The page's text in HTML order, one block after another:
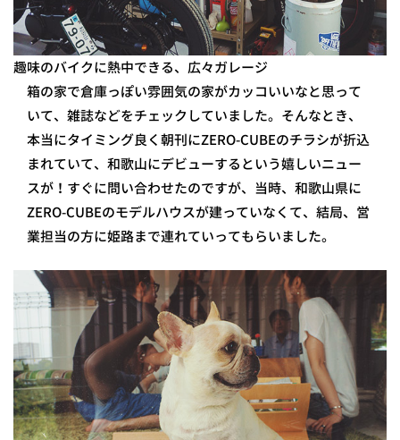
趣味のバイクに熱中できる、広々ガレージ
箱の家で倉庫っぽい雰囲気の家がカッコいいなと思って
いて、雑誌などをチェックしていました。そんなとき、
本当にタイミング良く朝刊にZERO-CUBEのチラシが折込
まれていて、和歌山にデビューするという嬉しいニュー
スが！すぐに問い合わせたのですが、当時、和歌山県に
ZERO-CUBEのモデルハウスが建っていなくて、結局、営
業担当の方に姫路まで連れていってもらいました。